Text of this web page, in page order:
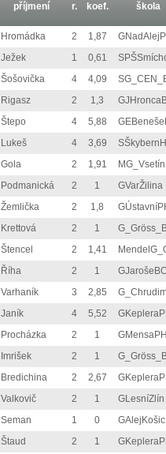
příjmení r. koef. škola
Hromádka 2 1,87
Ježek 1 0,61
Šošovička 4 4,09
Rigasz 2 1,3
Štepo 4 5,88
Lukeš 4 3,69
Gola 2 1,91
MG_Vsetín
Podmanická 2 1
GVarŽilina
Žemlička 2 1,8
Krettová 2 1
Štencel 2 1,41
Říha 2 1
Varhaník 3 2,85
Janík 4 5,52
Procházka 2 1
Imrišek 2 1
Bredichina 2 2,67
Valkovič 2 1
GLesníZlín
Seman 1 0
GAlejKošic
Štaud 2 1